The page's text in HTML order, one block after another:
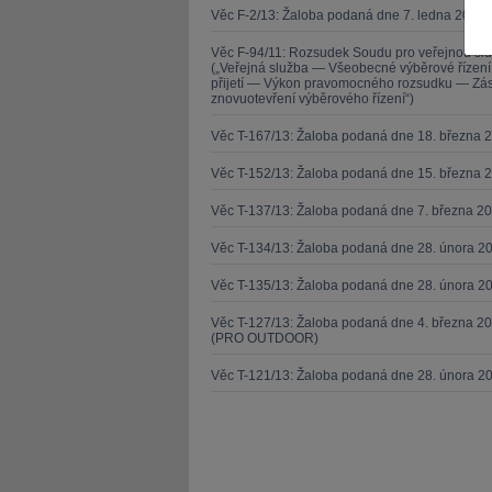
Věc F-2/13: Žaloba podaná dne 7. ledna 2013
Věc F-94/11: Rozsudek Soudu pro veřejnou
(„Veřejná služba — Všeobecné výběrové
přijetí — Výkon pravomocného rozsudku —
znovuotevření výběrového řízení“)
Věc T-167/13: Žaloba podaná dne 18. března
Věc T-152/13: Žaloba podaná dne 15. března
Věc T-137/13: Žaloba podaná dne 7. března
Věc T-134/13: Žaloba podaná dne 28. února
Věc T-135/13: Žaloba podaná dne 28. února
Věc T-127/13: Žaloba podaná dne 4. března
(PRO OUTDOOR)
Věc T-121/13: Žaloba podaná dne 28. února
Kurzy